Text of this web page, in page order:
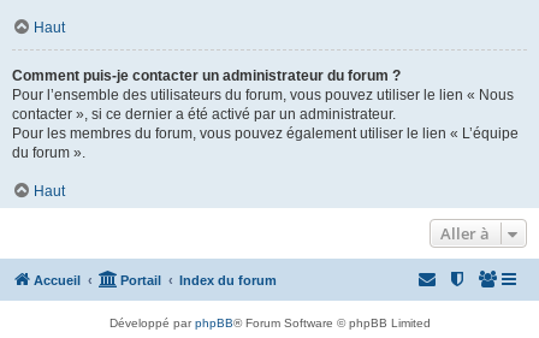
Haut
Comment puis-je contacter un administrateur du forum ?
Pour l’ensemble des utilisateurs du forum, vous pouvez utiliser le lien « Nous
contacter », si ce dernier a été activé par un administrateur.
Pour les membres du forum, vous pouvez également utiliser le lien « L’équipe
du forum ».
Haut
Aller à
Accueil Portail Index du forum
Développé parphpBB® Forum Software © phpBB Limited